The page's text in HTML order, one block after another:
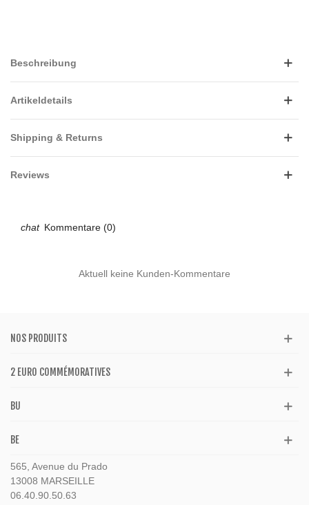
Beschreibung
Artikeldetails
Shipping & Returns
Reviews
Kommentare (0)
Aktuell keine Kunden-Kommentare
NOS PRODUITS
2 EURO COMMÉMORATIVES
BU
BE
565, Avenue du Prado
13008 MARSEILLE
06.40.90.50.63